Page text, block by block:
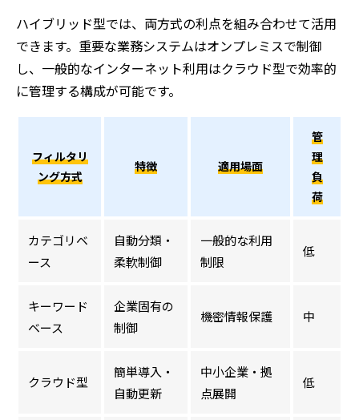
ハイブリッド型では、両方式の利点を組み合わせて活用
できます。重要な業務システムはオンプレミスで制御
し、一般的なインターネット利用はクラウド型で効率的
に管理する構成が可能です。
フィルタリ
ング方式
特徴 適用場面
管
理
負
荷
カテゴリベ
ース
自動分類・
柔軟制御
一般的な利用
制限
低
キーワード
ベース
企業固有の
制御
機密情報保護 中
クラウド型
簡単導入・
自動更新
中小企業・拠
点展開
低